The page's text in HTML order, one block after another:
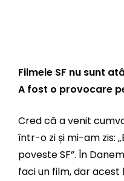
Filmele SF nu sunt
A fost o provocare
Cred că a venit
într-o zi și mi-am zis:
poveste SF”. În
faci un film, dar acest